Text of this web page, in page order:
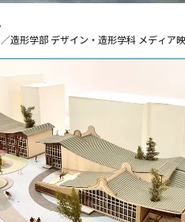
造形学部 デザイン・造形学科 メディア